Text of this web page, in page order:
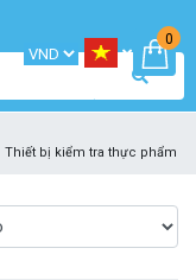
0
Thiết bị kiểm tra thực phẩm